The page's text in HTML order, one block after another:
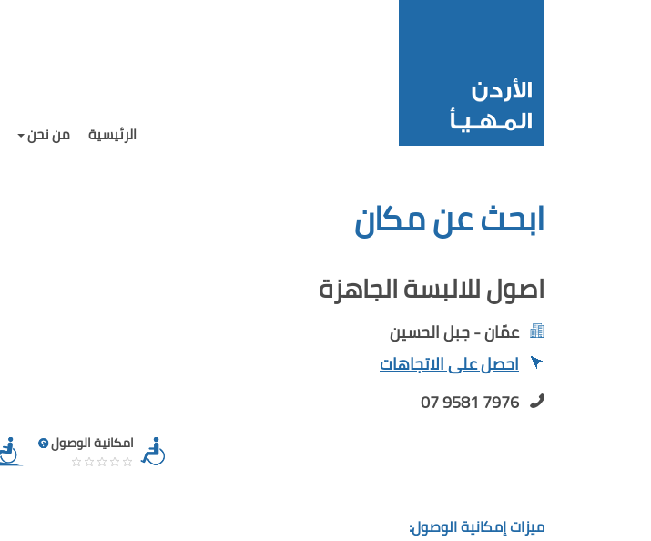
الرئيسية من نحن
ابحث عن مكان
اصول للالبسة الجاهزة
عمّان - جبل الحسين
احصل على الاتجاهات
07 9581 7976
امكانية الوصول
ميزات إمكانية الوصول: